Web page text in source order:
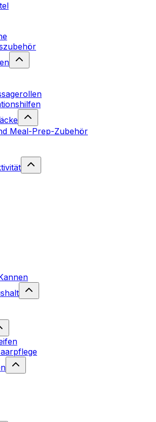
Meal-Prep-Zubehör